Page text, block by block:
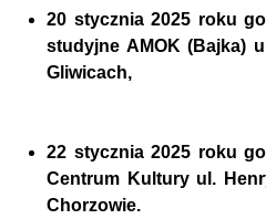
20 stycznia 2025 roku
studyjne AMOK (Bajka)
Gliwicach,
22 stycznia 2025 roku
Centrum Kultury ul.
Chorzowie.